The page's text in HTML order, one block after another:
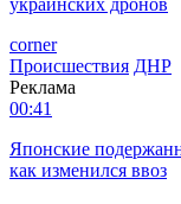
corner
Происшествия ДНР
Реклама
00:41
Японские
как изменился ввоз